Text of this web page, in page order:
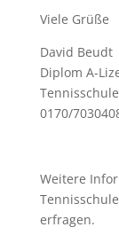
Viele Grüße
David Beudt
Diplom A-
0170/
Weitere
erfragen.